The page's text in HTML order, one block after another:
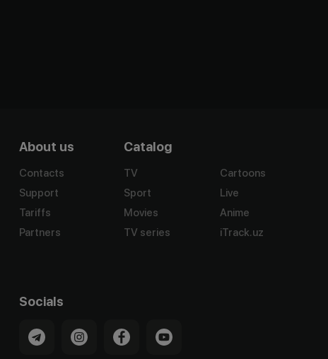
About us
Contacts
Support
Tariffs
Partners
Catalog
TV
Sport
Movies
TV series
Cartoons
Live
Anime
iTrack.uz
Socials